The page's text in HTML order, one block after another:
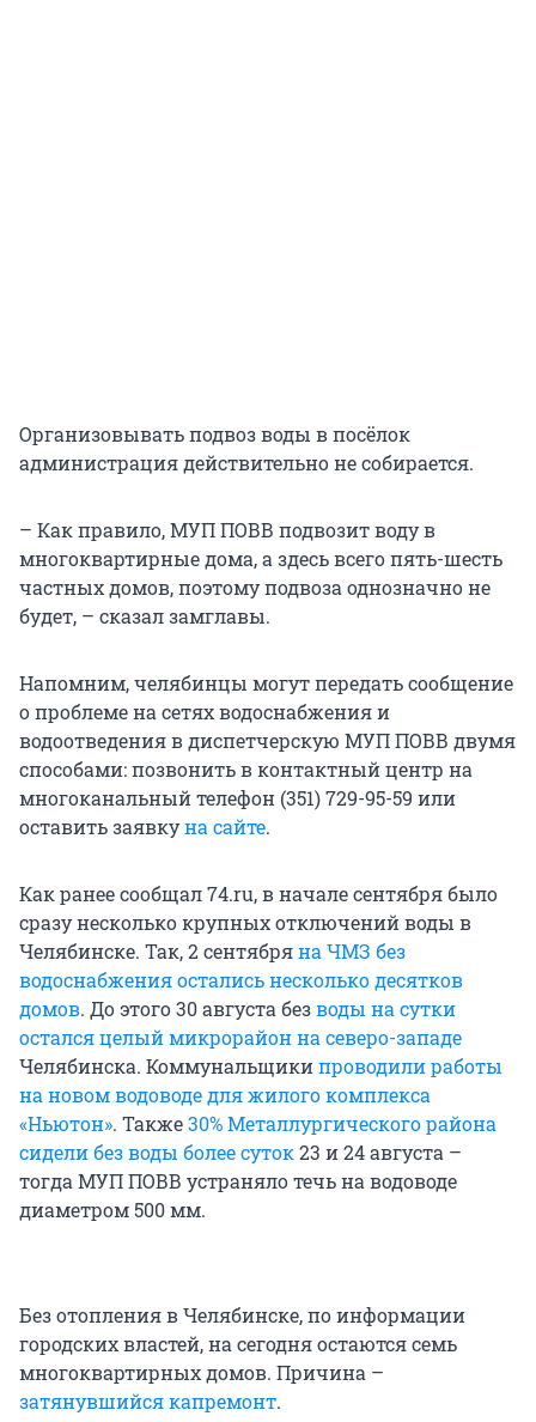
Организовывать подвоз воды в посёлок
администрация действительно не собирается.
– Как правило, МУП ПОВВ подвозит воду в
многоквартирные дома, а здесь всего пять-шесть
частных домов, поэтому подвоза однозначно не
будет, – сказал замглавы.
Напомним, челябинцы могут передать сообщение
о проблеме на сетях водоснабжения и
водоотведения в диспетчерскую МУП ПОВВ двумя
способами: позвонить в контактный центр на
многоканальный телефон (351) 729-95-59 или
оставить заявкуна сайте.
Как ранее сообщал 74.ru, в начале сентября было
сразу несколько крупных отключений воды в
Челябинске. Так, 2 сентябряна ЧМЗ без
водоснабжения остались несколько десятков
домов. До этого 30 августа безводы на сутки
остался целый микрорайон на северо-западе
Челябинска. Коммунальщикипроводили работы
на новом водоводе для жилого комплекса
«Ньютон». Также30% Металлургического района
сидели без воды более суток23 и 24 августа –
тогда МУП ПОВВ устраняло течь на водоводе
диаметром 500 мм.
Без отопления в Челябинске, по информации
городских властей, на сегодня остаются семь
многоквартирных домов. Причина –
затянувшийся капремонт.